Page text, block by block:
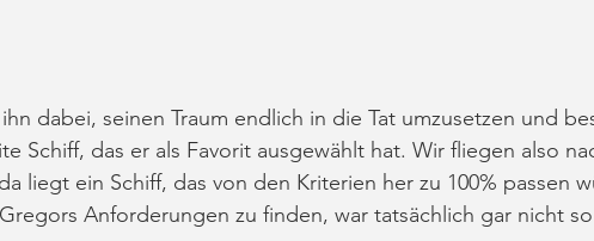
dabei, seinen Traum endlich in die Tat umzusetzen und
Schiff, das er als Favorit ausgewählt hat. Wir fliegen also
liegt ein Schiff, das von den Kriterien her zu 100% passen
Anforderungen zu finden, war tatsächlich gar nicht